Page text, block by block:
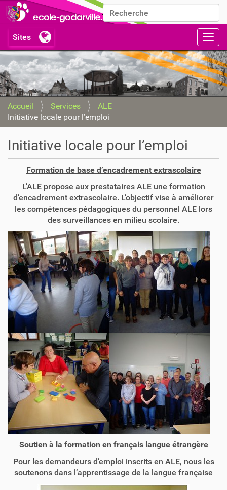
Chercher par
Recherche avancée…
Accueil Services
ALE
Initiative locale pour l’emploi
Initiative locale pour l’emploi
Formation de base d’encadrement extrascolaire
L’ALE propose aux prestataires ALE une formation
d’encadrement extrascolaire. L’objectif vise à améliorer
les compétences pédagogiques du personnel ALE lors
des surveillances en milieu scolaire.
Soutien à la formation en français langue étrangère
Pour les demandeurs d’emploi inscrits en ALE, nous les
soutenons dans l’apprentissage de la langue française